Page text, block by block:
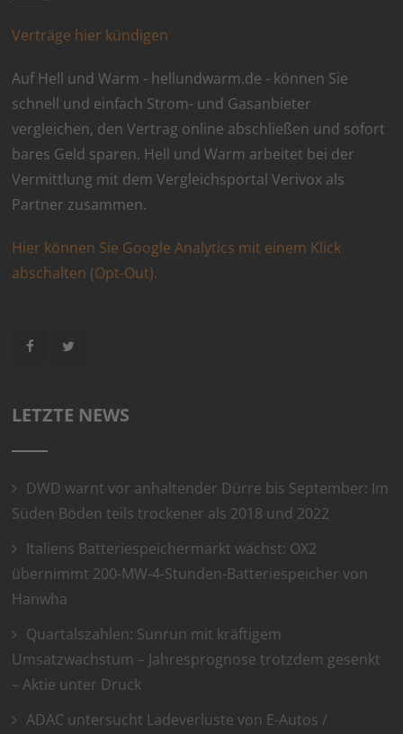
Verträge hier kündigen
Auf Hell und Warm - hellundwarm.de - können Sie
schnell und einfach Strom- und Gasanbieter
vergleichen, den Vertrag online abschließen und sofort
bares Geld sparen. Hell und Warm arbeitet bei der
Vermittlung mit dem Vergleichsportal Verivox als
Partner zusammen.
Hier können Sie Google Analytics mit einem Klick
abschalten (Opt-Out).
LETZTE NEWS
DWD warnt vor anhaltender Dürre bis September: Im
Süden Böden teils trockener als 2018 und 2022
Italiens Batteriespeichermarkt wächst: OX2
übernimmt 200-MW-4-Stunden-Batteriespeicher von
Hanwha
Quartalszahlen: Sunrun mit kräftigem
Umsatzwachstum – Jahresprognose trotzdem gesenkt
– Aktie unter Druck
ADAC untersucht Ladeverluste von E-Autos /